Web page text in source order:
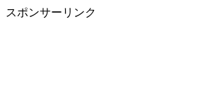
スポンサーリンク